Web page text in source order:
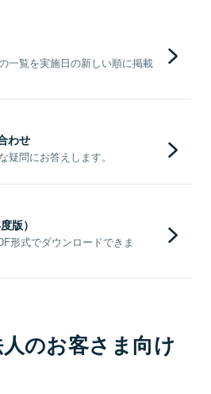
一覧を実施日の新しい順に掲載
わせ
問にお答えします。
版）
形式でダウンロードできま
のお客さま向け